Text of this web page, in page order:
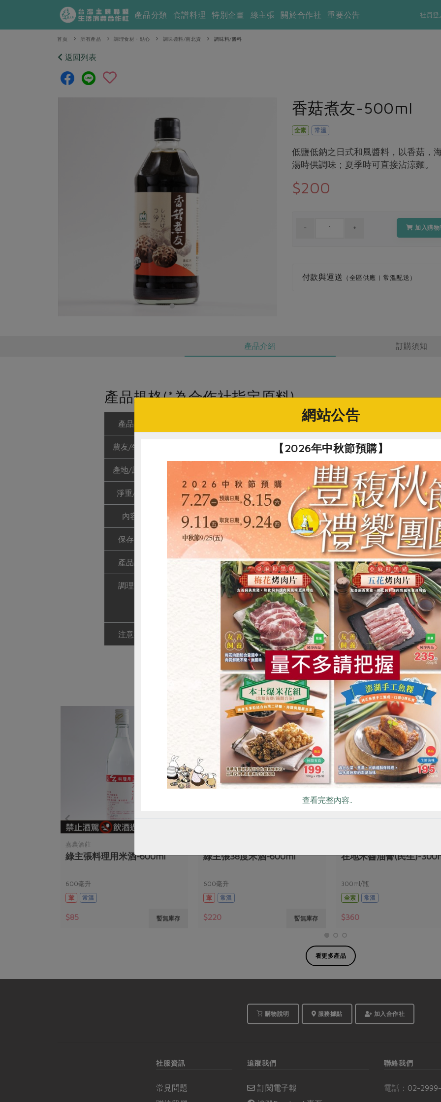
社員登
產品分類 食譜料理 特別企畫 綠主張 關於合作社 重要公告
首頁 所有產品 調理食材・點心 調味醬料/南北貨 調味料/醬料
返回列表
香菇煮友-500ml
全素 常溫
低鹽低鈉之日式和風醬料，以香菇，
湯時供調味；夏季時可直接沾涼麵。
$200
加入購物
付款與運送 （全區供應 | 常溫配送）
產品介紹 訂購須知
產品規格(*為合作社指定原料)
產品名稱
農友/生產者
產地/原產地
淨重/數量 500毫升
內容物 水、釀造醬油、糖、米霖、鹽、香菇、釀造酒精、糙米酢、酵母抽出物、昆布
保存條件
產品說明 香菇露是一種釀製和風調味料，採用精選香菇，昆布等原料萃取調製而成，風
調理方式
本產品食鹽量在8%左右，可依料理所需稀釋使用，適用於各料理。 使用方法
等沾汁 ，香菇煮友：水＝1：1 煮烏龍麵，風味火鍋湯汁，香菇煮友：水＝ 1
＝ 1：6 丼飯，香菇煮友：水＝ 1：1 天婦羅汁，香菇煮友：水＝ 1 : 2
注意事項 瓶底沈澱物為香菇及昆布，用前請搖勻。 無添加防腐劑，味精及人工色素，
你可能有興趣的產品
嘉農酒莊
綠主張料理用米酒-600ml
600毫升
葷
常溫
$85 暫無庫存
綠主張38度米酒-600ml
600毫升
葷
常溫
$220 暫無庫存
在地米醬油膏(民生)-
300ml/瓶
全素
常溫
$360
看更多產品
購物說明 服務據點 加入合作社
社服資訊
常見問題
追蹤我們
訂閱電子報
聯絡我們
電話： 02-
惜食 RPET 食譜 減硝酸鹽 雞蛋 食安 共同
網站公告
【2026年中秋節預購】
查看完整內容..